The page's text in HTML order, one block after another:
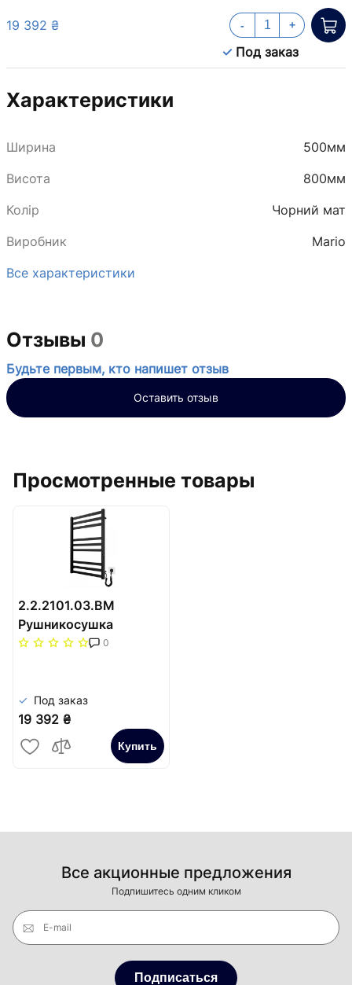
19 392 ₴
Под заказ
- +
Характеристики
Ширина
500мм
Висота
800мм
Колір
Чорний мат
Виробник
Mario
Все характеристики
Отзывы 0
Будьте первым, кто напишет отзыв
Оставить отзыв
Просмотренные товары
2.2.2101.03.BM
Рушникосушка
Чикаго-І 800х500/80
0
Под заказ
19 392 ₴
Купить
Все акционные предложения
Подпишитесь одним кликом
E-mail
Подписаться